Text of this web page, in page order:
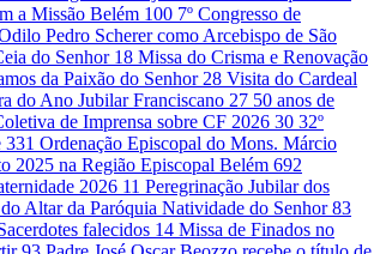
a Missão Belém 100 7º Congresso de
Pedro Scherer como Arcebispo de São
do Senhor 18 Missa do Crisma e Renovação
da Paixão do Senhor 28 Visita do Cardeal
do Ano Jubilar Franciscano 27 50 anos de
de Imprensa sobre CF 2026 30 32º
331 Ordenação Episcopal do Mons. Márcio
2025 na Região Episcopal Belém 692
2026 11 Peregrinação Jubilar dos
Altar da Paróquia Natividade do Senhor83
falecidos 14 Missa de Finados no